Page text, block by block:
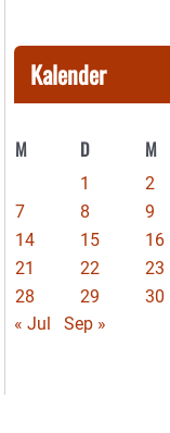
Kalender
M D M
1 2
7
8 9
14
15 16
21
22 23
28
29 30
« Jul
Sep »